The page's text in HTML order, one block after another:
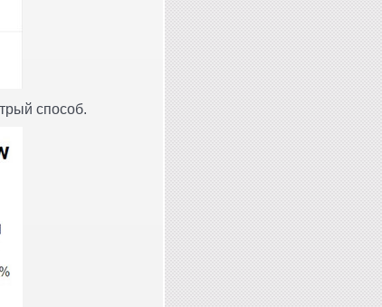
способ.